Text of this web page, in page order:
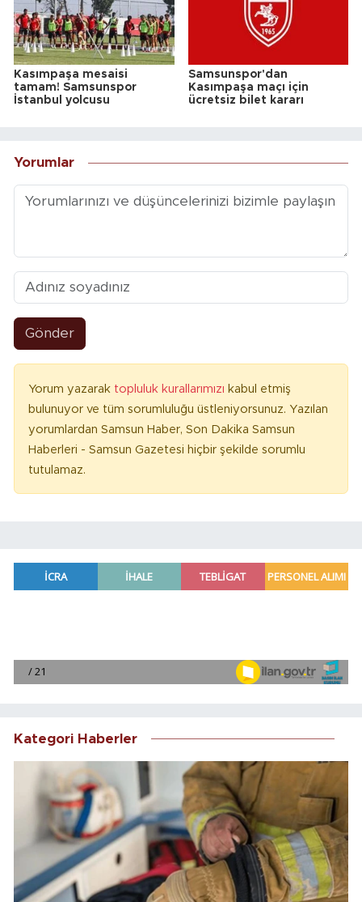
Kasımpaşa mesaisi
tamam! Samsunspor
İstanbul yolcusu
Samsunspor'dan
Kasımpaşa maçı için
ücretsiz bilet kararı
Yorumlar
Gönder
Yorum yazarak topluluk kurallarımızı kabul etmiş
bulunuyor ve tüm sorumluluğu üstleniyorsunuz. Yazılan
yorumlardan Samsun Haber, Son Dakika Samsun
Haberleri - Samsun Gazetesi hiçbir şekilde sorumlu
tutulamaz.
Kategori Haberler